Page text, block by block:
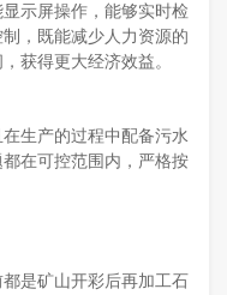
示屏操作，能够实时检
，既能减少人力资源的
获得更大经济效益。
生产的过程中配备污水
在可控范围内，严格按
是矿山开彩后再加工石